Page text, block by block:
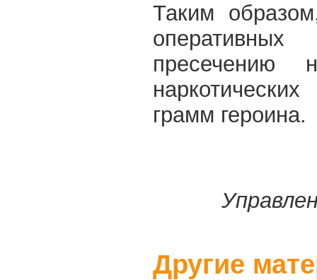
Таким
пресечению
грамм героина.
Другие